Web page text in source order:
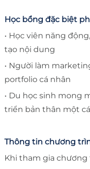
Học bổng đặc biệt
• Học viên năng
tạo nội dung
• Người làm
portfolio cá nhân
• Du học sinh mong
triển bản thân một
Thông tin chương
Khi tham gia chương